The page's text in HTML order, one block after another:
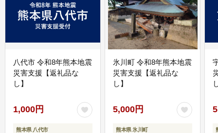
八代市 令和8年熊本地震
災害支援【返礼品な
し】
1,000円
熊本県 八代市
氷川町 令和8年熊本地震
災害支援【返礼品な
し】
5,000円
熊本県 氷川町